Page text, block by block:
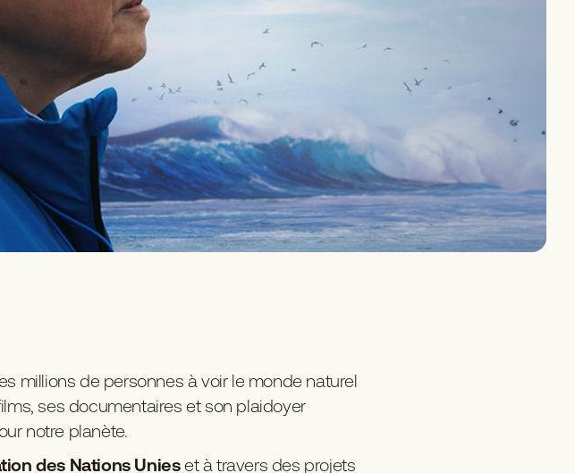
millions de personnes à voir le monde naturel
ses documentaires et son plaidoyer
notre planète.
des Nations Unieset à travers des projets